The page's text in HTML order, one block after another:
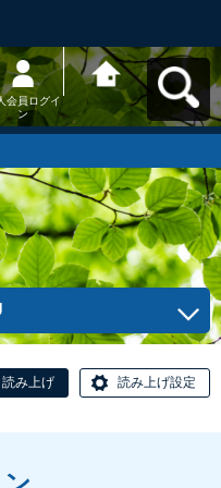
会員ログイ
ン
ふなばし市民力
発見サイトへ戻
る
読み上げ 読み上げ設定